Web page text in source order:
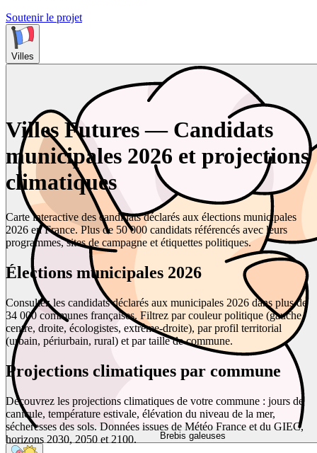
Soutenir le projet
Villes
Brebis galeuses
Villes Futures — Candidats
municipales 2026 et projections
climatiques
Carte interactive des candidats déclarés aux élections municipales
2026 en France. Plus de 50 000 candidats référencés avec leurs
programmes, sites de campagne et étiquettes politiques.
Élections municipales 2026
Consultez les candidats déclarés aux municipales 2026 dans plus de
34 000 communes françaises. Filtrez par couleur politique (gauche,
centre, droite, écologistes, extrême-droite), par profil territorial
(urbain, périurbain, rural) et par taille de commune.
Projections climatiques par commune
Découvrez les projections climatiques de votre commune : jours de
canicule, température estivale, élévation du niveau de la mer,
sécheresses des sols. Données issues de Météo France et du GIEC,
horizons 2030, 2050 et 2100.